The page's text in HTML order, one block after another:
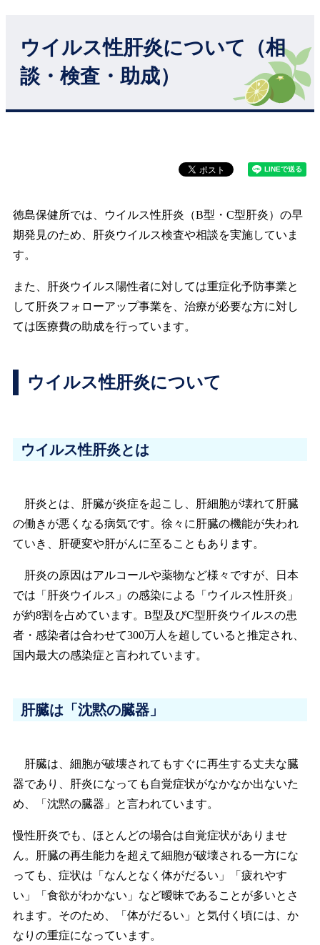
ウイルス性肝炎について（相
談・検査・助成）
徳島保健所では、ウイルス性肝炎（B型・C型肝炎）の早
期発見のため、肝炎ウイルス検査や相談を実施していま
す。
また、肝炎ウイルス陽性者に対しては重症化予防事業と
して肝炎フォローアップ事業を、治療が必要な方に対し
ては医療費の助成を行っています。
ウイルス性肝炎について
ウイルス性肝炎とは
肝炎とは、肝臓が炎症を起こし、肝細胞が壊れて肝臓
の働きが悪くなる病気です。徐々に肝臓の機能が失われ
ていき、肝硬変や肝がんに至ることもあります。
肝炎の原因はアルコールや薬物など様々ですが、日本
では「肝炎ウイルス」の感染による「ウイルス性肝炎」
が約8割を占めています。B型及びC型肝炎ウイルスの患
者・感染者は合わせて300万人を超していると推定され、
国内最大の感染症と言われています。
肝臓は「沈黙の臓器」
肝臓は、細胞が破壊されてもすぐに再生する丈夫な臓
器であり、肝炎になっても自覚症状がなかなか出ないた
め、「沈黙の臓器」と言われています。
慢性肝炎でも、ほとんどの場合は自覚症状がありませ
ん。肝臓の再生能力を超えて細胞が破壊される一方にな
っても、症状は「なんとなく体がだるい」「疲れやす
い」「食欲がわかない」など曖昧であることが多いとさ
れます。そのため、「体がだるい」と気付く頃には、か
なりの重症になっています。